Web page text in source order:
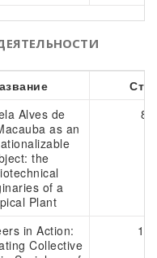
Alves de
as an
the
of a
Plant
in Action:
Collective